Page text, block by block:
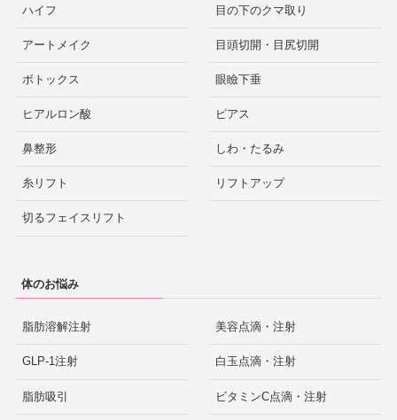
ハイフ
アートメイク
ボトックス
ヒアルロン酸
鼻整形
糸リフト
切るフェイスリフト
目の下のクマ取り
目頭切開・目尻切開
眼瞼下垂
ピアス
しわ・たるみ
リフトアップ
体のお悩み
脂肪溶解注射
GLP-1注射
脂肪吸引
美容点滴・注射
白玉点滴・注射
ビタミンC点滴・注射